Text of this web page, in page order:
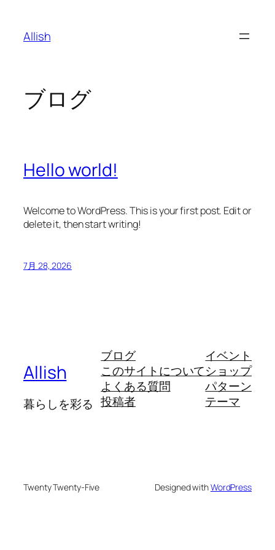
Allish
ブログ
Hello world!
Welcome to WordPress. This is your first post. Edit or
delete it, then start writing!
7月 28, 2026
Allish
暮らしを彩る
ブログ
このサイトについて
よくある質問
投稿者
イベント
ショップ
パターン
テーマ
Twenty Twenty-Five Designed withWordPress